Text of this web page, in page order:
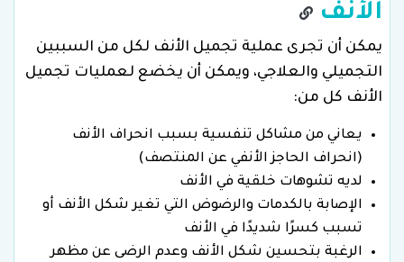
الأنف
يمكن أن تجرى عملية تجميل الأنف لكل من السببين
التجميلي والعلاجي، ويمكن أن يخضع لعمليات تجميل
الأنف كل من:
يعاني من مشاكل تنفسية بسبب انحراف الأنف
(انحراف الحاجز الأنفي عن المنتصف)
لديه تشوهات خلقية في الأنف
الإصابة بالكدمات والرضوض التي تغير شكل الأنف أو
تسبب كسرًا شديدًا في الأنف
الرغبة بتحسين شكل الأنف وعدم الرضى عن مظهر